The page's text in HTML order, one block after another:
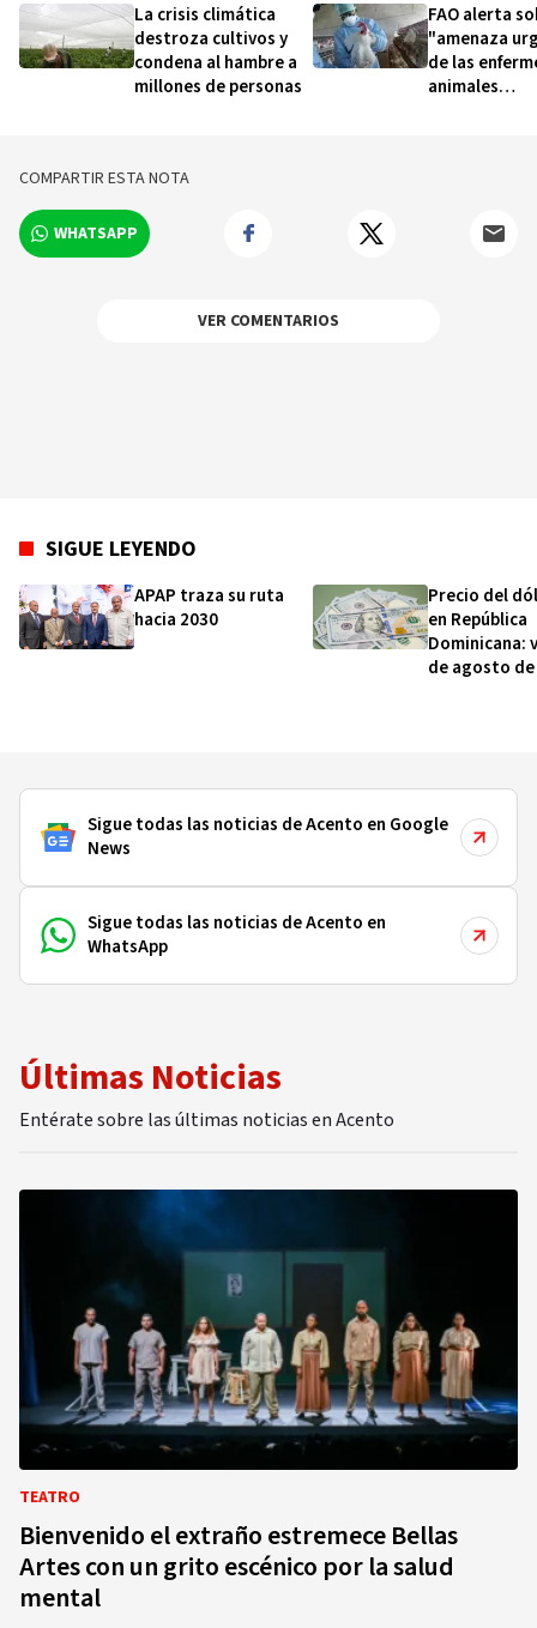
La crisis climática
destroza cultivos y
condena al hambre a
millones de personas
FAO alerta
"amenaza
de las
animales
COMPARTIR ESTA NOTA
WHATSAPP
VER COMENTARIOS
SIGUE LEYENDO
APAP traza su ruta
hacia 2030
Precio del
en República
Dominicana:
de agosto de
Sigue todas las noticias de Acento en Google
News
Sigue todas las noticias de Acento en
WhatsApp